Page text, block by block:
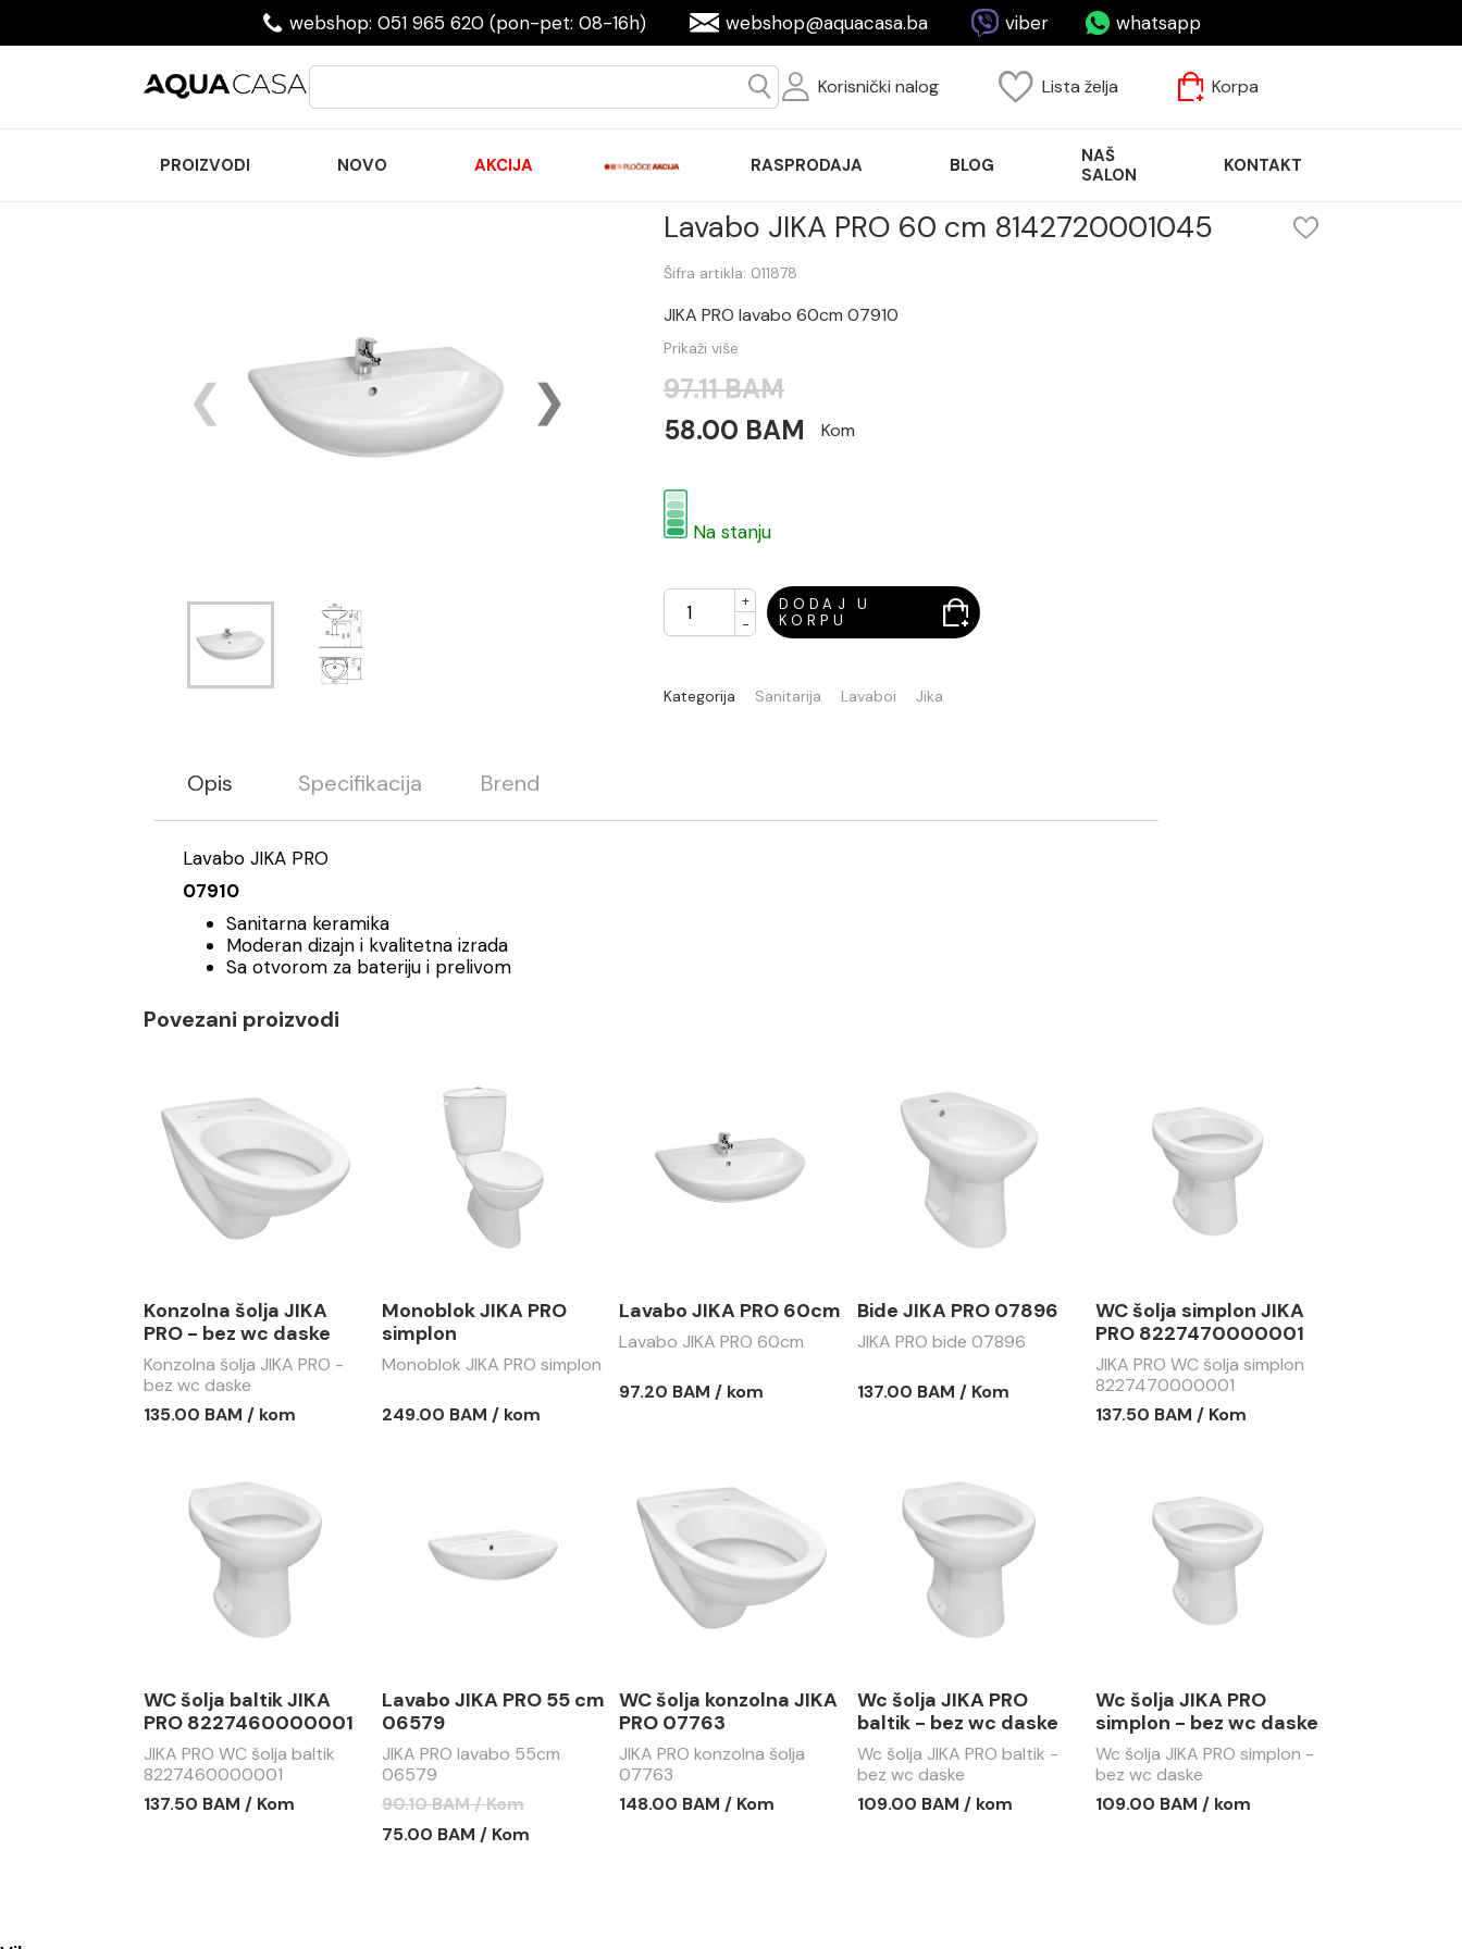
webshop: 051 965 620 (pon-pet: 08-16h) webshop@aquacasa.ba viber whatsapp
Korisnički nalog Lista želja Korpa
PROIZVODI NOVO AKCIJA RASPRODAJA BLOG
NAŠ
SALON
KONTAKT
Lavabo JIKA PRO 60 cm 8142720001045
Šifra artikla: 011878
JIKA PRO lavabo 60cm 07910
Prikaži više
97.11 BAM
58.00 BAM
Kom
Na stanju
+
-
DODAJ U
KORPU
Kategorija Sanitarija Lavaboi Jika
Opis Specifikacija Brend
Lavabo JIKA PRO
07910
Sanitarna keramika
Moderan dizajn i kvalitetna izrada
Sa otvorom za bateriju i prelivom
Povezani proizvodi
Konzolna šolja JIKA
PRO - bez wc daske
Konzolna šolja JIKA PRO -
bez wc daske
135.00 BAM / kom
Monoblok JIKA PRO
simplon
Monoblok JIKA PRO simplon
249.00 BAM / kom
Lavabo JIKA PRO 60cm
Lavabo JIKA PRO 60cm
97.20 BAM / kom
Bide JIKA PRO 07896
JIKA PRO bide 07896
137.00 BAM / Kom
WC šolja simplon JIKA
PRO 8227470000001
JIKA PRO WC šolja simplon
8227470000001
137.50 BAM / Kom
WC šolja baltik JIKA
PRO 8227460000001
JIKA PRO WC šolja baltik
8227460000001
137.50 BAM / Kom
Lavabo JIKA PRO 55 cm
06579
JIKA PRO lavabo 55cm
06579
90.10 BAM / Kom
75.00 BAM / Kom
WC šolja konzolna JIKA
PRO 07763
JIKA PRO konzolna šolja
07763
148.00 BAM / Kom
Wc šolja JIKA PRO
baltik - bez wc daske
Wc šolja JIKA PRO baltik -
bez wc daske
109.00 BAM / kom
Wc šolja JIKA PRO
simplon - bez wc daske
Wc šolja JIKA PRO simplon -
bez wc daske
109.00 BAM / kom